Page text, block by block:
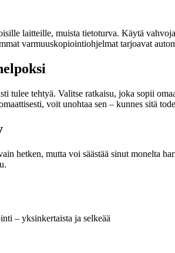
laitteille, muista tietoturva. Käytä
varmuuskopiointiohjelmat tarjoavat
tulee tehtyä. Valitse ratkaisu, joka sopii
voit unohtaa sen – kunnes sitä
hetken, mutta voi säästää sinut monelta
– yksinkertaista ja selkeää